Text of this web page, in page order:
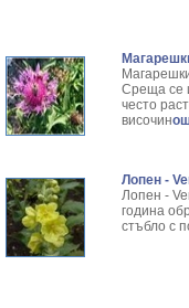
Среща се
често
височин
Лопен -
Лопен -
година
стъбло с